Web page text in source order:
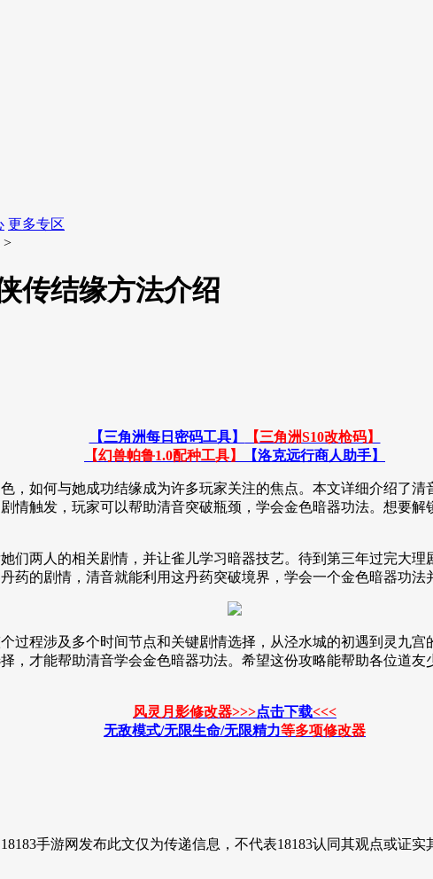
更多专区
>
传结缘方法介绍
【三角洲每日密码工具】
【三角洲S10改枪码】
【幻兽帕鲁1.0配种工具】
【洛克远行商人助手】
，如何与她成功结缘成为许多玩家关注的焦点。本文详细介绍了
情触发，玩家可以帮助清音突破瓶颈，学会金色暗器功法。想要
们两人的相关剧情，并让雀儿学习暗器技艺。待到第三年过完大
药的剧情，清音就能利用这丹药突破境界，学会一个金色暗器功法
过程涉及多个时间节点和关键剧情选择，从泾水城的初遇到灵九
，才能帮助清音学会金色暗器功法。希望这份攻略能帮助各位道
风灵月影修改器>>>点击下载<<<
无敌模式/无限生命/无限精力等多项修改器
手游网发布此文仅为传递信息，不代表18183认同其观点或证实